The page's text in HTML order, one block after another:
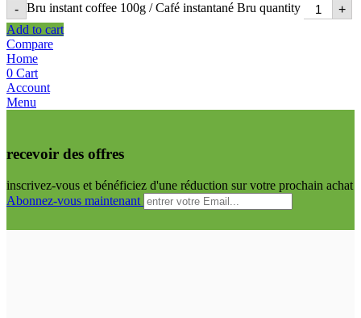
- Bru instant coffee 100g / Café instantané Bru quantity
+
Add to cart
Compare
Home
0 Cart
Account
Menu
recevoir des offres
inscrivez-vous et bénéficiez d'une réduction sur votre prochain achat
Abonnez-vous maintenant